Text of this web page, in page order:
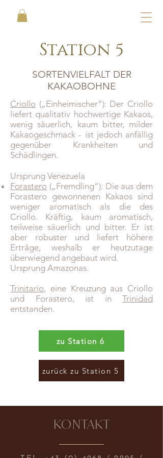
Station 5
SORTENVIELFALT DER
KAKAOBOHNE
Criollo („Einheimischer“): Der Criollo
liefert qualitativ hochwertige Kakaos,
wenig säuerlich, kaum bitter, milder
Kakaogeschmack - ist jedoch anfällig
gegenüber Krankheiten und
Schädlingen.
Ursprung Venezuela
Forastero („Fremdling“): Die aus dem
Forastero gewonnenen Kakaos sind
weniger aromatisch als die des
Criollo. Kräftig, kaum aromatisch,
teilweise säuerlich und bitter. Er ist
aber robuster und liefert höhere
Erträge, weshalb er heutzutage
überwiegend angebaut wird.
Ursprung Amazonas.
Trinitario, eine Kreuzung aus Criollo
und Forastero, ist in Trinidad
entstanden.
zu Station 6
zurück zu Station 5
KONTAKT